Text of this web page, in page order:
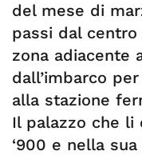
del mese di
passi dal
zona adiacente
dall’imbarco
alla stazione
Il palazzo che
‘900 e nella